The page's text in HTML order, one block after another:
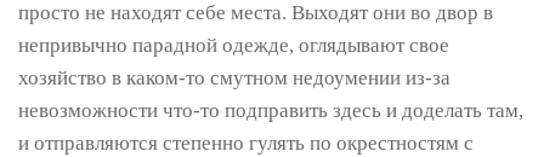
просто не находят себе места. Выходят они во двор в
непривычно парадной одежде, оглядывают свое
хозяйство в каком-то смутном недоумении из-за
невозможности что-то подправить здесь и доделать там,
и отправляются степенно гулять по окрестностям с